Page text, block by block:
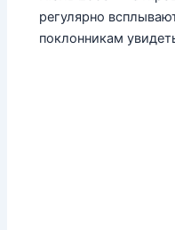
регулярно
поклонникам